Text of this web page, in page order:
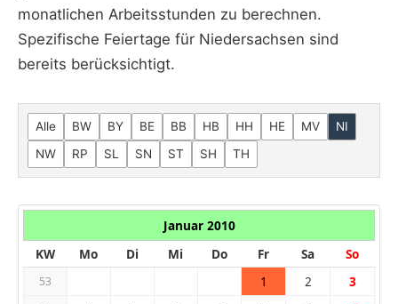
monatlichen Arbeitsstunden zu berechnen.
Spezifische Feiertage für Niedersachsen sind
bereits berücksichtigt.
Alle BW BY BE BB HB HH HE MV
NI
NW
RP SL SN ST SH TH
Januar 2010
KW
Mo Di Mi Do Fr Sa So
53 1 2 3